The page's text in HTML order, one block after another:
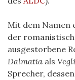
Mit dem Namen
der
ausgestorbene
Dalmatia als
Sprecher,